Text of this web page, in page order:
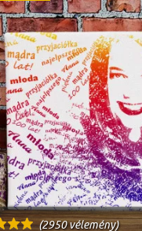
(2950 vélemény)